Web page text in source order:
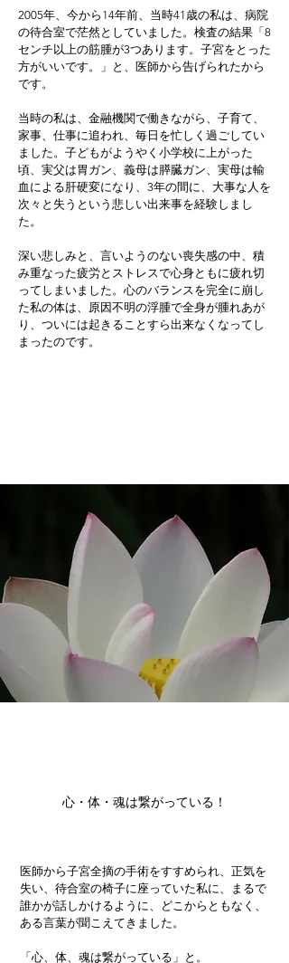
2005年、今から14年前、当時41歳の私は、病院
の待合室で茫然としていました。検査の結果「8
センチ以上の筋腫が3つあります。子宮をとった
方がいいです。」と、医師から告げられたから
です。
当時の私は、金融機関で働きながら、子育て、
家事、仕事に追われ、毎日を忙しく過ごしてい
ました。子どもがようやく小学校に上がった
頃、実父は胃ガン、義母は膵臓ガン、実母は輸
血による肝硬変になり、3年の間に、大事な人を
次々と失うという悲しい出来事を経験しまし
た。
深い悲しみと、言いようのない喪失感の中、積
み重なった疲労とストレスで心身ともに疲れ切
ってしまいました。心のバランスを完全に崩し
た私の体は、原因不明の浮腫で全身が腫れあが
り、ついには起きることすら出来なくなってし
まったのです。
心・体・魂は繋がっている！
医師から子宮全摘の手術をすすめられ、正気を
失い、待合室の椅子に座っていた私に、まるで
誰かが話しかけるように、どこからともなく、
ある言葉が聞こえてきました。
「心、体、魂は繋がっている」と。